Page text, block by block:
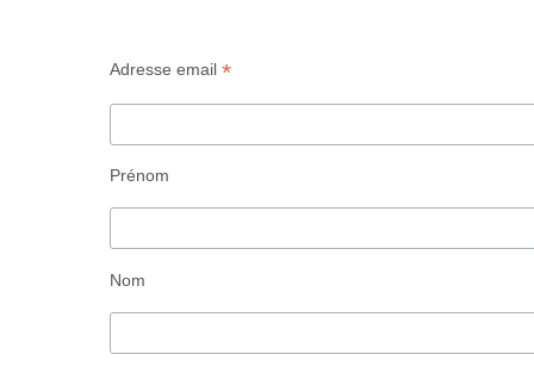
Adresse email *
Prénom
Nom